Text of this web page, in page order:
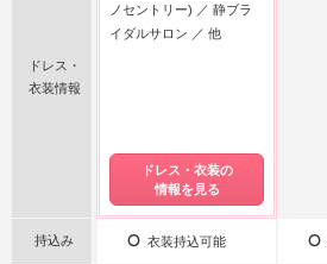
ドレス・
衣装情報
ノセントリー)
静ブラ
イダルサロン
他
ドレス・衣装の
情報を見る
持込み 衣装持込可能